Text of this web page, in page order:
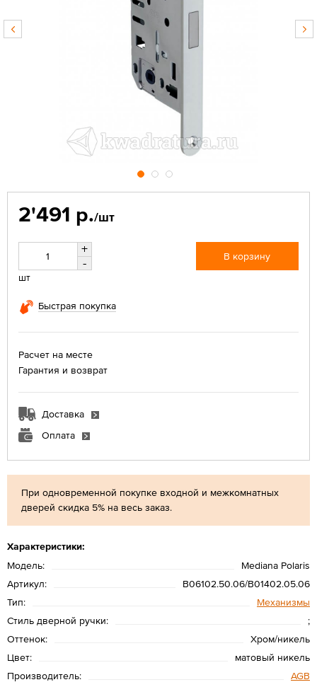
При одновременной покупке входной и межкомнатных
дверей скидка 5% на весь заказ.
Характеристики:
Модель:
Mediana Polaris
Артикул:
B06102.50.06/B01402.05.06
Тип:
Механизмы
Стиль дверной ручки:
;
Оттенок:
Хром/никель
Цвет:
матовый никель
Производитель:
AGB
2'491 р./шт
+
-
шт
В корзину
Быстрая покупка
Расчет на месте
Гарантия и возврат
Доставка
Оплата